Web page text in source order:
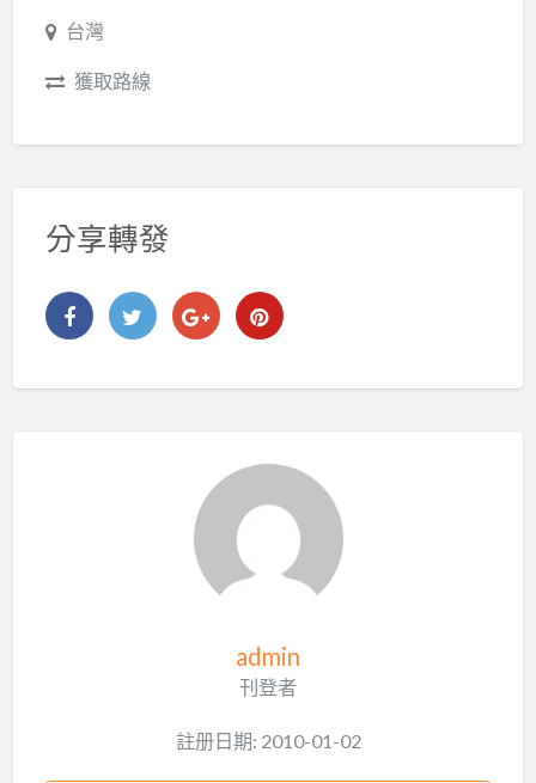
台灣
獲取路線
分享轉發
admin
刊登者
註册日期: 2010-01-02